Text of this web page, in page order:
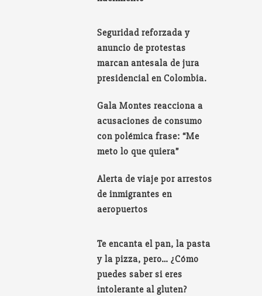
Seguridad reforzada y
anuncio de protestas
marcan antesala de jura
presidencial en Colombia.
Gala Montes reacciona a
acusaciones de consumo
con polémica frase: “Me
meto lo que quiera”
Alerta de viaje por arrestos
de inmigrantes en
aeropuertos
Te encanta el pan, la pasta
y la pizza, pero… ¿Cómo
puedes saber si eres
intolerante al gluten?